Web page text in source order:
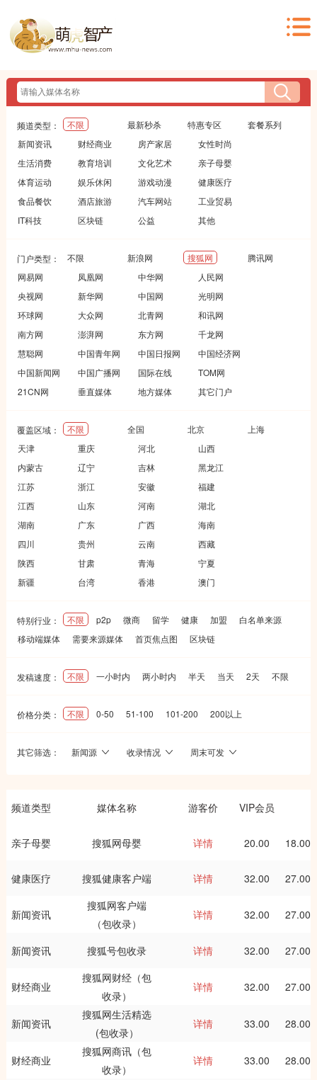
频道类型： 不限 最新秒杀 特惠专区
套餐系列
新闻资讯
财经商业 房产家居
女性时尚
生活消费
教育培训 文化艺术
亲子母婴
体育运动
娱乐休闲 游戏动漫
健康医疗
食品餐饮
酒店旅游 汽车网站
工业贸易
IT科技
区块链 公益 其他
门户类型： 不限 新浪网 搜狐网
腾讯网
网易网
凤凰网 中华网
人民网
央视网
新华网 中国网
光明网
环球网
大众网 北青网
和讯网
南方网
澎湃网 东方网
千龙网
慧聪网
中国青年网 中国日报网
中国经济网
中国新闻网
中国广播网 国际在线
TOM网
21CN网
垂直媒体 地方媒体 其它门户
覆盖区域： 不限 全国 北京
上海
天津
重庆 河北
山西
内蒙古
辽宁 吉林
黑龙江
江苏
浙江 安徽
福建
江西
山东 河南
湖北
湖南
广东 广西
海南
四川
贵州 云南
西藏
陕西
甘肃 青海
宁夏
新疆
台湾 香港 澳门
特别行业： 不限 p2p 微商 留学 健康 加盟
白名单来源
移动端媒体
需要来源媒体 首页焦点图 区块链
发稿速度： 不限 一小时内 两小时内 半天 当天 2天 不限
价格分类： 不限 0-50 51-100 101-200 200以上
其它筛选： 新闻源 收录情况 周末可发
频道类型 媒体名称 游客价 VIP会员
亲子母婴 搜狐网母婴 详情 20.00 18.00
健康医疗 搜狐健康客户端 详情 32.00 27.00
新闻资讯
搜狐网客户端
（包收录）
详情 32.00 27.00
新闻资讯 搜狐号包收录 详情 32.00 27.00
财经商业
搜狐网财经（包
收录）
详情 32.00 27.00
新闻资讯
搜狐网生活精选
(包收录）
详情 33.00 28.00
财经商业
搜狐网商讯（包
收录）
详情 33.00 28.00